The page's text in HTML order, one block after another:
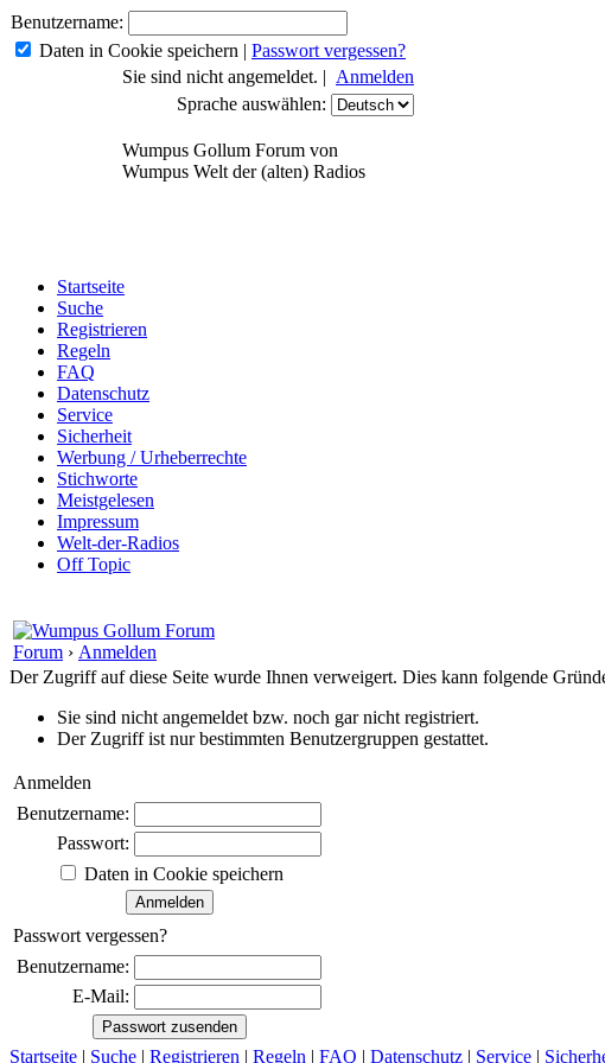
Benutzername:
Daten in Cookie speichern | Passwort vergessen?
Sie sind nicht angemeldet. | Anmelden
Sprache auswählen:
Wumpus Gollum Forum von
Wumpus Welt der (alten) Radios
Startseite
Suche
Registrieren
Regeln
FAQ
Datenschutz
Service
Sicherheit
Werbung / Urheberrechte
Stichworte
Meistgelesen
Impressum
Welt-der-Radios
Off Topic
Forum › Anmelden
Der Zugriff auf diese Seite wurde Ihnen verweigert. Dies kann folgende
Sie sind nicht angemeldet bzw. noch gar nicht registriert.
Der Zugriff ist nur bestimmten Benutzergruppen gestattet.
Anmelden
Benutzername:
Passwort:
Daten in Cookie speichern
Passwort vergessen?
Benutzername:
E-Mail:
Startseite | Suche | Registrieren | Regeln | FAQ | Datenschutz | Service |